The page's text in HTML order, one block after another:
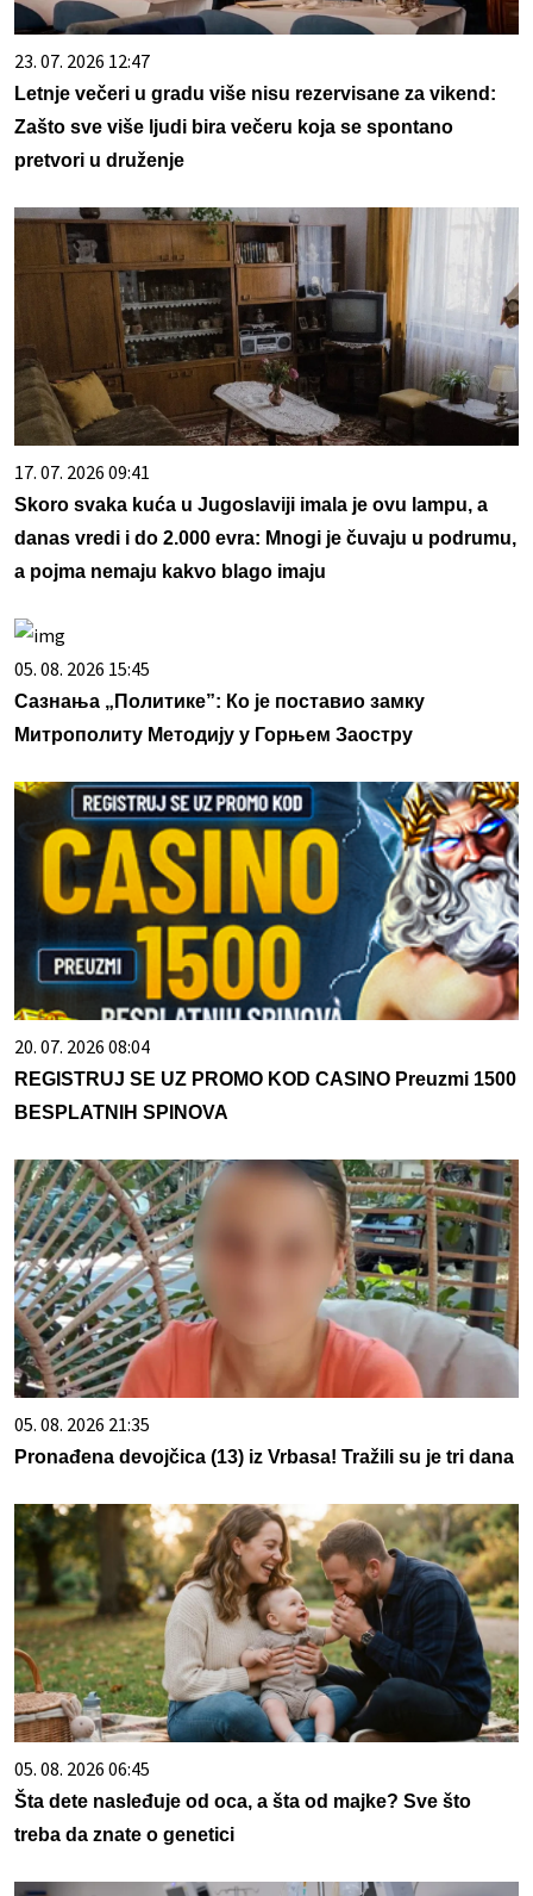
23. 07. 2026 12:47
Letnje večeri u gradu više nisu rezervisane za vikend:
Zašto sve više ljudi bira večeru koja se spontano
pretvori u druženje
17. 07. 2026 09:41
Skoro svaka kuća u Jugoslaviji imala je ovu lampu, a
danas vredi i do 2.000 evra: Mnogi je čuvaju u podrumu,
a pojma nemaju kakvo blago imaju
05. 08. 2026 15:45
Сазнања „Политике”: Ко је поставио замку
Митрополиту Методију у Горњем Заостру
20. 07. 2026 08:04
REGISTRUJ SE UZ PROMO KOD CASINO Preuzmi 1500
BESPLATNIH SPINOVA
05. 08. 2026 21:35
Pronađena devojčica (13) iz Vrbasa! Tražili su je tri dana
05. 08. 2026 06:45
Šta dete nasleđuje od oca, a šta od majke? Sve što
treba da znate o genetici